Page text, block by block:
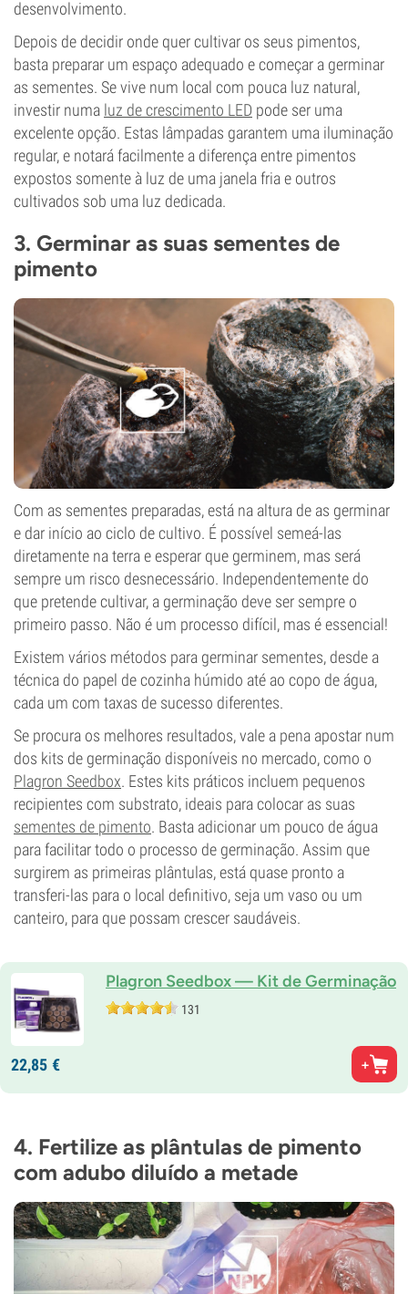
desenvolvimento.
Depois de decidir onde quer cultivar os seus pimentos,
basta preparar um espaço adequado e começar a germinar
as sementes. Se vive num local com pouca luz natural,
investir numa luz de crescimento LED pode ser uma
excelente opção. Estas lâmpadas garantem uma iluminação
regular, e notará facilmente a diferença entre pimentos
expostos somente à luz de uma janela fria e outros
cultivados sob uma luz dedicada.
3. Germinar as suas sementes de
pimento
Com as sementes preparadas, está na altura de as germinar
e dar início ao ciclo de cultivo. É possível semeá-las
diretamente na terra e esperar que germinem, mas será
sempre um risco desnecessário. Independentemente do
que pretende cultivar, a germinação deve ser sempre o
primeiro passo. Não é um processo difícil, mas é essencial!
Existem vários métodos para germinar sementes, desde a
técnica do papel de cozinha húmido até ao copo de água,
cada um com taxas de sucesso diferentes.
Se procura os melhores resultados, vale a pena apostar num
dos kits de germinação disponíveis no mercado, como o
Plagron Seedbox. Estes kits práticos incluem pequenos
recipientes com substrato, ideais para colocar as suas
sementes de pimento. Basta adicionar um pouco de água
para facilitar todo o processo de germinação. Assim que
surgirem as primeiras plântulas, está quase pronto a
transferi-las para o local definitivo, seja um vaso ou um
canteiro, para que possam crescer saudáveis.
Plagron Seedbox — Kit de Germinação
131
22,85 €
4. Fertilize as plântulas de pimento
com adubo diluído a metade